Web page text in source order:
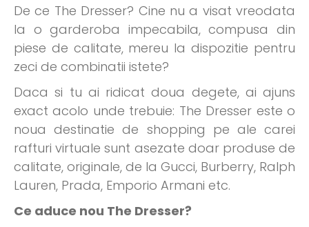
De ce The Dresser? Cine nu a visat vreodata
la o garderoba impecabila, compusa din
piese de calitate, mereu la dispozitie pentru
zeci de combinatii istete?
Daca si tu ai ridicat doua degete, ai ajuns
exact acolo unde trebuie: The Dresser este o
noua destinatie de shopping pe ale carei
rafturi virtuale sunt asezate doar produse de
calitate, originale, de la Gucci, Burberry, Ralph
Lauren, Prada, Emporio Armani etc.
Ce aduce nou The Dresser?